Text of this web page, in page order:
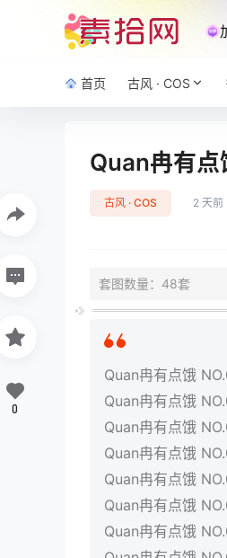
首页 古风 · COS
Quan冉有点
古风 · COS 2 天前
套图数量：48套
Quan冉有点饿
Quan冉有点饿
Quan冉有点饿
Quan冉有点饿
Quan冉有点饿
Quan冉有点饿
Quan冉有点饿
0